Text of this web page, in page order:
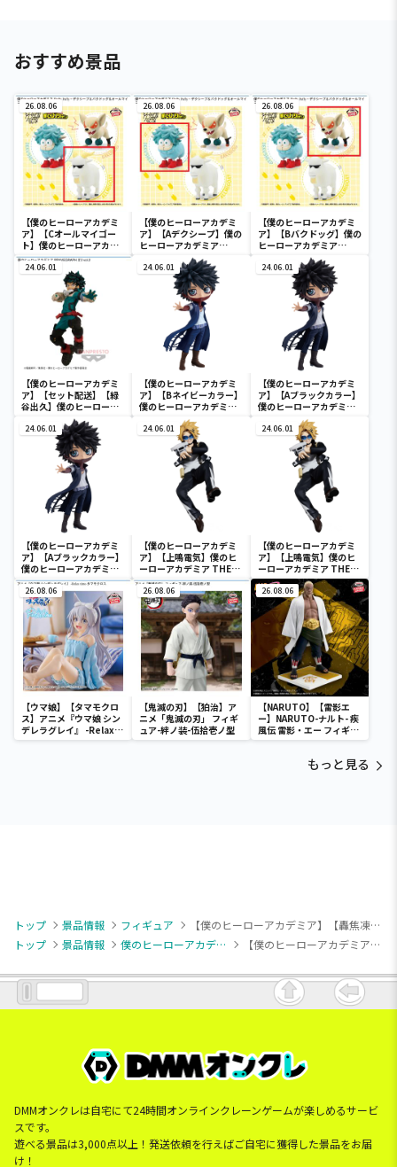
おすすめ景品
26.08.06
【僕のヒーローアカデミ
ア】【Cオールマイゴー
ト】僕のヒーローアカデ
ミア Fluffy Puffy～デク
シープ＆バクドッグ＆オ
ールマイゴート～
26.08.06
【僕のヒーローアカデミ
ア】【Aデクシープ】僕の
ヒーローアカデミア
Fluffy Puffy～デクシー
プ＆バクドッグ＆オール
マイゴート～
26.08.06
【僕のヒーローアカデミ
ア】【Bバクドッグ】僕の
ヒーローアカデミア
Fluffy Puffy～デクシー
プ＆バクドッグ＆オール
マイゴート～
24.06.01
【僕のヒーローアカデミ
ア】【セット配送】【緑
谷出久】僕のヒーローア
カデミア BRAVEGRAPH
＃2 vol.2
24.06.01
【僕のヒーローアカデミ
ア】【Bネイビーカラー】
僕のヒーローアカデミア
Q posket-荼毘-
24.06.01
【僕のヒーローアカデミ
ア】【Aブラックカラー】
僕のヒーローアカデミア
Q posket-荼毘-
24.06.01
【僕のヒーローアカデミ
ア】【Aブラックカラー】
僕のヒーローアカデミア
Q posket-荼毘-
24.06.01
【僕のヒーローアカデミ
ア】【上鳴電気】僕のヒ
ーローアカデミア THE
AMAZING HEROES
vol.21
24.06.01
【僕のヒーローアカデミ
ア】【上鳴電気】僕のヒ
ーローアカデミア THE
AMAZING HEROES
vol.21
26.08.06
【ウマ娘】【タマモクロ
ス】アニメ『ウマ娘 シン
デレラグレイ』 -Relax
time-タマモクロス
26.08.06
【鬼滅の刃】【狛治】ア
ニメ「鬼滅の刃」 フィギ
ュア-絆ノ装-伍拾壱ノ型
26.08.06
【NARUTO】【雷影エ
ー】NARUTO-ナルト- 疾
風伝 雷影・エー フィギュ
ア～五影集結…!!～
もっと見る
トップ 景品情報 フィギュア
【僕のヒーローアカデミア】【轟焦凍】僕のヒーローアカデミア THE AMAZING HEROES-PLUS-SHOTO TODOROKI Ⅲ
トップ
景品情報 僕のヒーローアカデミア 【僕のヒーローアカデミア】【轟焦凍】僕のヒーローアカデミア THE AMAZING HEROES-PLUS-SHOTO TODOROKI Ⅲ
DMMオンクレは自宅にて24時間オンラインクレーンゲームが楽しめるサービ
スです。
遊べる景品は3,000点以上！発送依頼を行えばご自宅に獲得した景品をお届
け！